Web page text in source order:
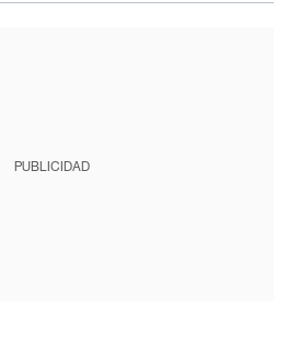
PUBLICIDAD